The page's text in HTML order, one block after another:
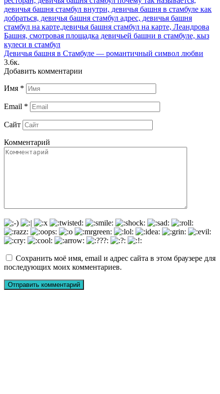
Девичья башня в Стамбуле — романтичный символ любви
3.6к.
Добавить комментарии
Имя *
Email *
Сайт
Комментарий
Сохранить моё имя, email и адрес сайта в этом браузере для
последующих моих комментариев.